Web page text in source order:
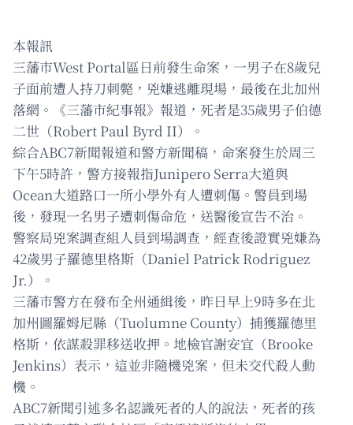
本報訊
三藩市West Portal區日前發生命案，一男子在8歲兒
子面前遭人持刀刺斃，兇嫌逃離現場，最後在北加州
落網。《三藩市紀事報》報道，死者是35歲男子伯德
二世（Robert Paul Byrd II）。
綜合ABC7新聞報道和警方新聞稿，命案發生於周三
下午5時許，警方接報指Junipero Serra大道與
Ocean大道路口一所小學外有人遭刺傷。警員到場
後，發現一名男子遭刺傷命危，送醫後宣告不治。
警察局兇案調查組人員到場調查，經查後證實兇嫌為
42歲男子羅德里格斯（Daniel Patrick Rodriguez
Jr.）。
三藩市警方在發布全州通緝後，昨日早上9時多在北
加州圖羅姆尼縣（Tuolumne County）捕獲羅德里
格斯，依謀殺罪移送收押。地檢官謝安宜（Brooke
Jenkins）表示，這並非隨機兇案，但未交代殺人動
機。
ABC7新聞引述多名認識死者的人的說法，死者的孩